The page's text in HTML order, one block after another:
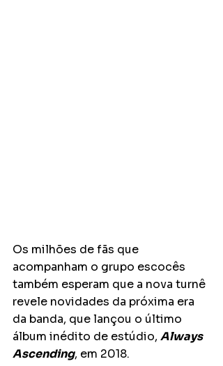
Os milhões de fãs que
acompanham o grupo escocês
também esperam que a nova turnê
revele novidades da próxima era
da banda, que lançou o último
álbum inédito de estúdio, Always
Ascending, em 2018.